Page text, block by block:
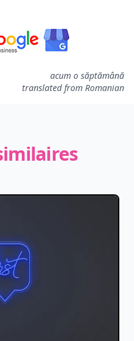
acum o săptămână
translated from Romanian